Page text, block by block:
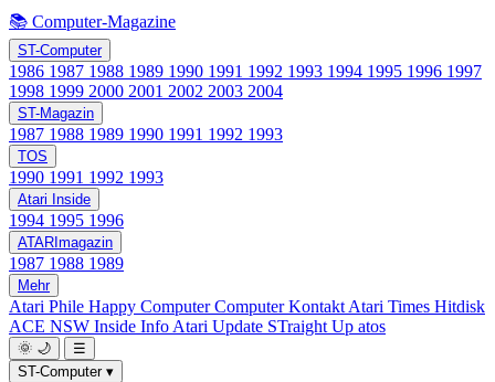
📚 Computer-Magazine
ST-Computer
1986 1987 1988 1989 1990 1991 1992 1993 1994 1995 1996 1997
1998 1999 2000 2001 2002 2003 2004
ST-Magazin
1987 1988 1989 1990 1991 1992 1993
TOS
1990 1991 1992 1993
Atari Inside
1994 1995 1996
ATARImagazin
1987 1988 1989
Mehr
Atari Phile Happy ComputerComputer Kontakt Atari Times Hitdisk
ACE NSW Inside Info Atari Update STraight Up atos
🌞 🌙
☰
ST-Computer ▾